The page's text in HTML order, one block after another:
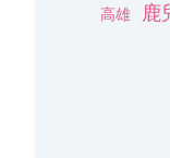
高雄 鹿